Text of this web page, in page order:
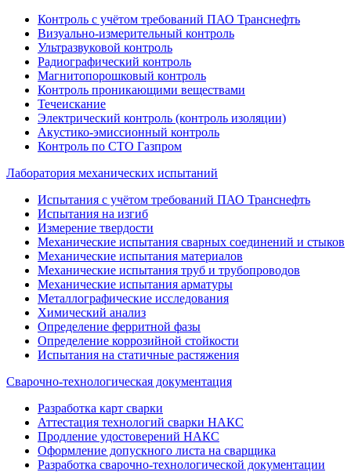
Контроль с учётом требований ПАО Транснефть
Визуально-измерительный контроль
Ультразвуковой контроль
Радиографический контроль
Магнитопорошковый контроль
Контроль проникающими веществами
Течеискание
Электрический контроль (контроль изоляции)
Акустико-эмиссионный контроль
Контроль по СТО Газпром
Лаборатория механических испытаний
Испытания с учётом требований ПАО Транснефть
Испытания на изгиб
Измерение твердости
Механические испытания сварных соединений и стыков
Механические испытания материалов
Механические испытания труб и трубопроводов
Механические испытания арматуры
Металлографические исследования
Химический анализ
Определение ферритной фазы
Определение коррозийной стойкости
Испытания на статичные растяжения
Сварочно-технологическая документация
Разработка карт сварки
Аттестация технологий сварки НАКС
Продление удостоверений НАКС
Оформление допускного листа на сварщика
Разработка сварочно-технологической документации